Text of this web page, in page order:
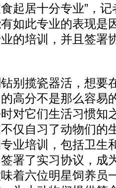
起居十分专业”，
如此专业的表现是
的培训，并且签署
揽瓷器活，想要
高分不是那么容易
对它们生活习惯知
仅自习了动物们的
业培训，包括卫生
署了实习协议，成
着六位明星饲养员